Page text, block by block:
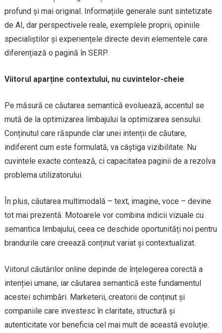
profund și mai original. Informațiile generale sunt sintetizate
de AI, dar perspectivele reale, exemplele proprii, opiniile
specialiștilor și experiențele directe devin elementele care
diferențiază o pagină în SERP.
Viitorul aparține contextului, nu cuvintelor-cheie
Pe măsură ce căutarea semantică evoluează, accentul se
mută de la optimizarea limbajului la optimizarea sensului.
Conținutul care răspunde clar unei intenții de căutare,
indiferent cum este formulată, va câștiga vizibilitate. Nu
cuvintele exacte contează, ci capacitatea paginii de a rezolva
problema utilizatorului.
În plus, căutarea multimodală – text, imagine, voce – devine
tot mai prezentă. Motoarele vor combina indicii vizuale cu
semantica limbajului, ceea ce deschide oportunități noi pentru
brandurile care creează conținut variat și contextualizat.
Viitorul căutărilor online depinde de înțelegerea corectă a
intenției umane, iar căutarea semantică este fundamentul
acestei schimbări. Marketerii, creatorii de conținut și
companiile care investesc în claritate, structură și
autenticitate vor beneficia cel mai mult de această evoluție.